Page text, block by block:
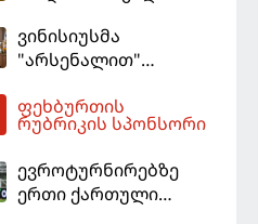
და "ბარსელონაში"
გადადის
ვინისიუსმა
"არსენალით"
გამოიყენა და
"რეალთან"
მომგებიანად
გააგრძელა
ფეხბურთის
რუბრიკის სპონსორი
ევროტურნირებზე
ერთი ქართული